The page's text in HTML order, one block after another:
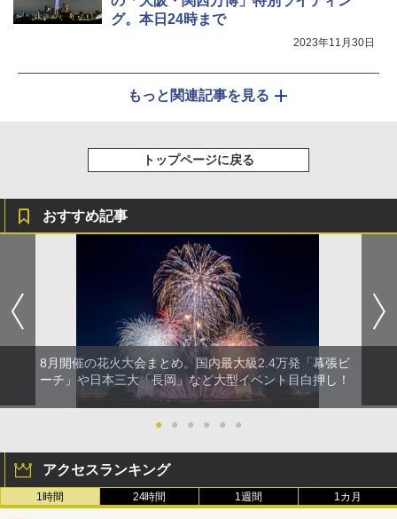
グ。本日24時まで
2023年11月30日
もっと関連記事を見る
トップページに戻る
おすすめ記事
8月開催の花火大会まとめ。国内最大級2.4万発「幕張ビ
ーチ」や日本三大「長岡」など大型イベント目白押し！
● ● ● ● ● ●
アクセスランキング
1時間 24時間 1週間 1カ月